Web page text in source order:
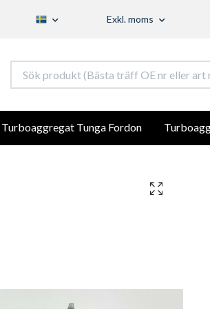
Exkl. moms
Turboaggregat Tunga Fordon